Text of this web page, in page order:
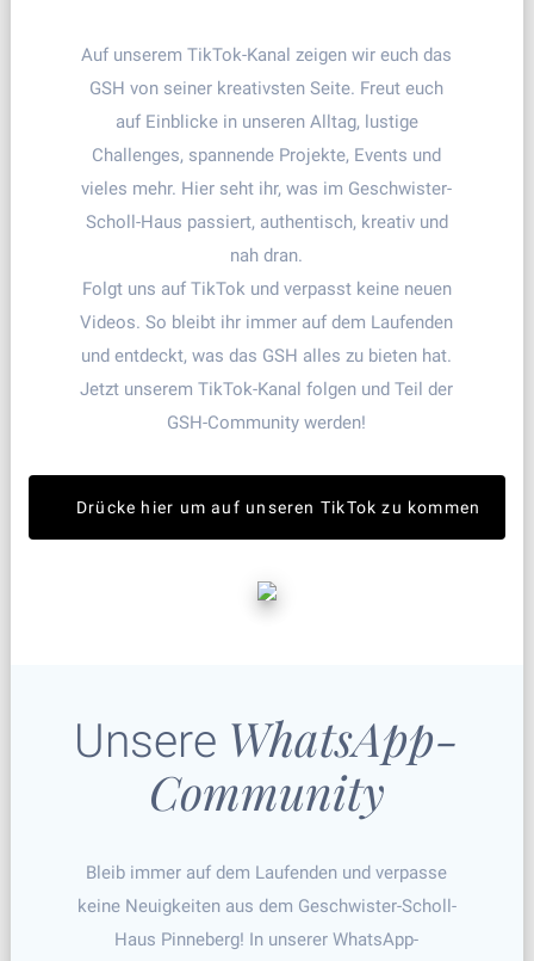
Auf unserem TikTok-Kanal zeigen wir euch das
GSH von seiner kreativsten Seite. Freut euch
auf Einblicke in unseren Alltag, lustige
Challenges, spannende Projekte, Events und
vieles mehr. Hier seht ihr, was im Geschwister-
Scholl-Haus passiert, authentisch, kreativ und
nah dran.
Folgt uns auf TikTok und verpasst keine neuen
Videos. So bleibt ihr immer auf dem Laufenden
und entdeckt, was das GSH alles zu bieten hat.
Jetzt unserem TikTok-Kanal folgen und Teil der
GSH-Community werden!
Drücke hier um auf unseren TikTok zu kommen
Unsere WhatsApp-
Community
Bleib immer auf dem Laufenden und verpasse
keine Neuigkeiten aus dem Geschwister-Scholl-
Haus Pinneberg! In unserer WhatsApp-